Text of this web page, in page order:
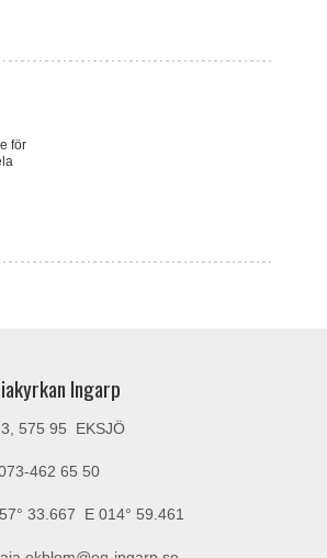
för
Ingarp
575 95 EKSJÖ
462 65 50
33.667 E 014° 59.461